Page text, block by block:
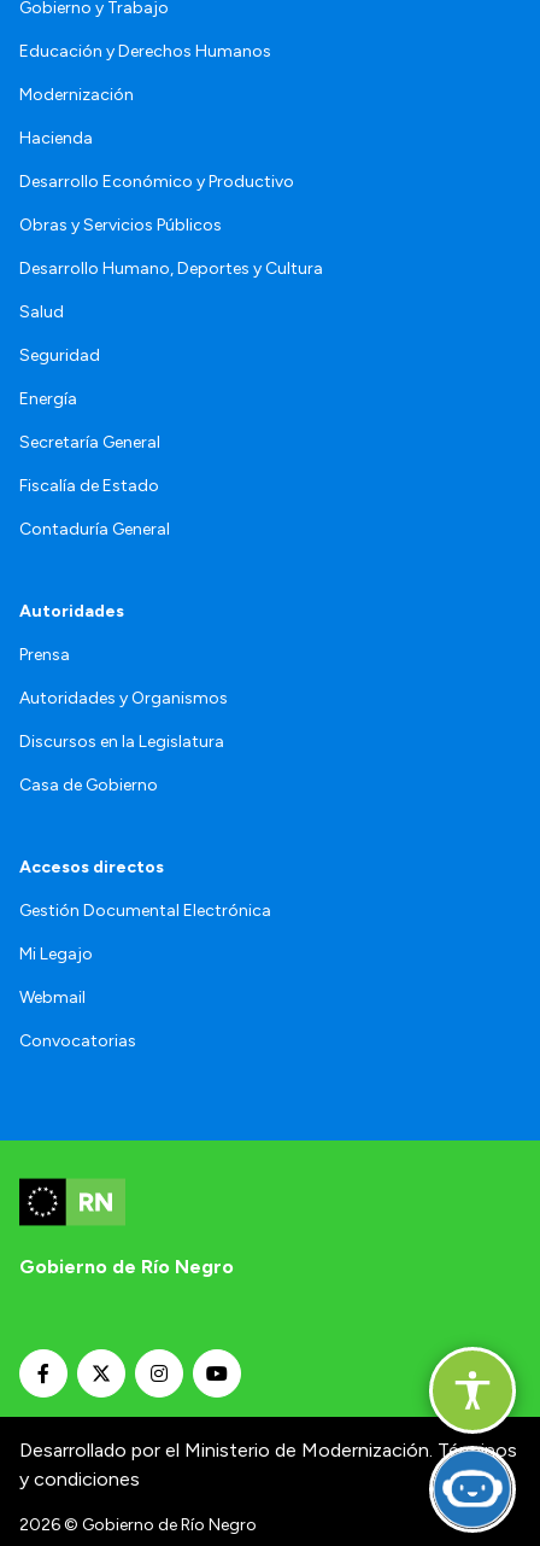
Gobierno y Trabajo
Educación y Derechos Humanos
Modernización
Hacienda
Desarrollo Económico y Productivo
Obras y Servicios Públicos
Desarrollo Humano, Deportes y Cultura
Salud
Seguridad
Energía
Secretaría General
Fiscalía de Estado
Contaduría General
Autoridades
Prensa
Autoridades y Organismos
Discursos en la Legislatura
Casa de Gobierno
Accesos directos
Gestión Documental Electrónica
Mi Legajo
Webmail
Convocatorias
Gobierno de Río Negro
Desarrollado por el Ministerio de Modernización. Términos
y condiciones
2026© Gobierno de Río Negro